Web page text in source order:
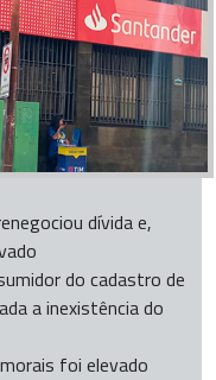
dívida e,
do cadastro de
a inexistência do
foi elevado